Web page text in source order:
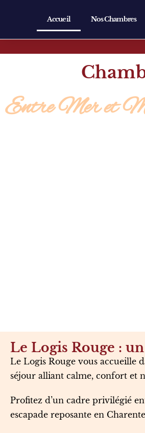
Accueil Nos Chambres
Entre Mer et
Le Logis Rouge :
Le Logis Rouge vous accueille
séjour alliant calme, confort et
Profitez d’un cadre privilégié
escapade reposante en